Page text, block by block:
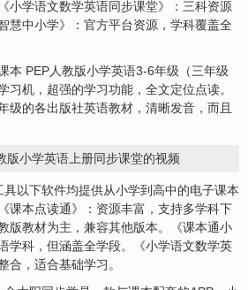
小学语文数学英语同步课堂》：三科资源
慧中小学》：官方平台资源，学科覆盖全
本 PEP人教版小学英语3-6年级（三年级
习机，超强的学习功能，全文定位点读。
级的各出版社英语教材，清晰发音，而且
版小学英语上册同步课堂的视频
以下软件均提供从小学到高中的电子课本
课本点读通》：资源丰富，支持多学科下
版教材为主，兼容其他版本。《课本通小
学科，但涵盖全学段。《小学语文数学英
合，适合基础学习。